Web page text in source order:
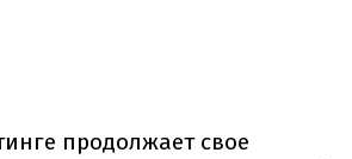
продолжает свое